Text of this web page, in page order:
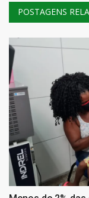
POSTAGENS